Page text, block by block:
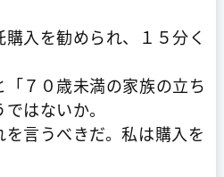
入を勧められ、１５分く
７０歳未満の家族の立ち
はないか。
言うべきだ。私は購入を